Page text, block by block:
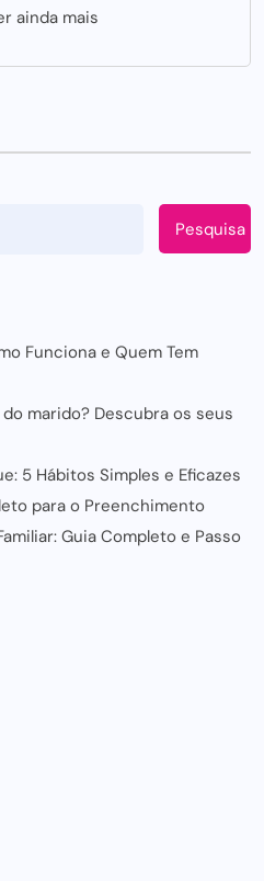
ainda mais
Pesquisa
Funciona e Quem Tem
marido? Descubra os seus
5 Hábitos Simples e Eficazes
para o Preenchimento
Guia Completo e Passo